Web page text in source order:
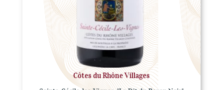
Côtes du Rhône Villages